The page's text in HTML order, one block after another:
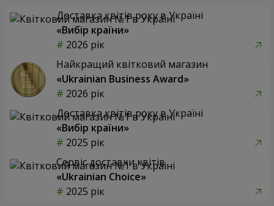
Доставка квітів року в Україні
«Вибір країни»
2026 рік
Найкращий квітковий магазин
«Ukrainian Business Award»
2026 рік
Доставка квітів року в Україні
«Вибір країни»
2025 рік
Сервіс доставки квітів
«Ukrainian Choice»
2025 рік